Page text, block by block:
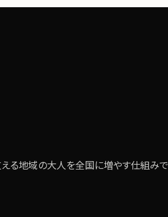
地域の大人を全国に増やす仕組み